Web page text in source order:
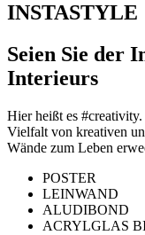
INSTASTYLE
Seien Sie der
Interieurs
Hier heißt es
Vielfalt von kreativen
Wände zum Leben
POSTER
LEINWAND
ALUDIBOND
ACRYLGLAS